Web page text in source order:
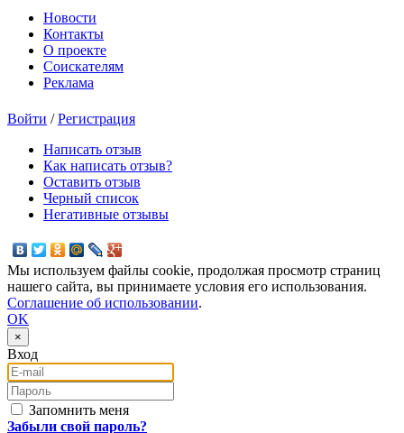
Новости
Контакты
О проекте
Соискателям
Реклама
Войти /Регистрация
Написать отзыв
Как написать отзыв?
Оставить отзыв
Черный список
Негативные отзывы
Мы используем файлы cookie, продолжая просмотр страниц
нашего сайта, вы принимаете условия его использования.
Соглашение об использовании.
OK
×
Вход
E-mail
Пароль
Запомнить меня
Забыли свой пароль?